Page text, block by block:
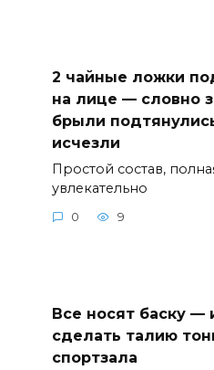
2 чайные ложки
на лице — словно
брыли
исчезли
Простой состав,
увлекательно
0 9
Все носят баску —
сделать талию
спортзала